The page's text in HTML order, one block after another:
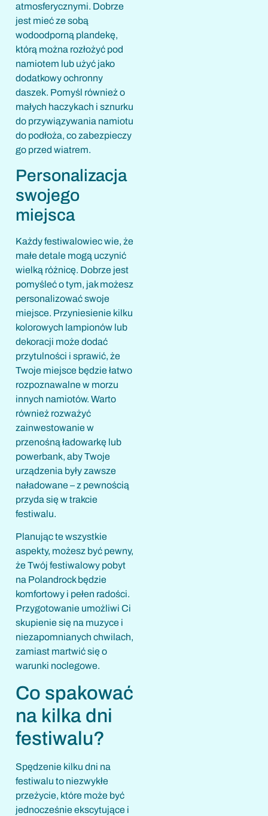
atmosferycznymi. Dobrze
jest mieć ze sobą
wodoodporną plandekę,
którą można rozłożyć pod
namiotem lub użyć jako
dodatkowy ochronny
daszek. Pomyśl również o
małych haczykach i sznurku
do przywiązywania namiotu
do podłoża, co zabezpieczy
go przed wiatrem.
Personalizacja
swojego
miejsca
Każdy festiwalowiec wie, że
małe detale mogą uczynić
wielką różnicę. Dobrze jest
pomyśleć o tym, jak możesz
personalizować swoje
miejsce. Przyniesienie kilku
kolorowych lampionów lub
dekoracji może dodać
przytulności i sprawić, że
Twoje miejsce będzie łatwo
rozpoznawalne w morzu
innych namiotów. Warto
również rozważyć
zainwestowanie w
przenośną ładowarkę lub
powerbank, aby Twoje
urządzenia były zawsze
naładowane – z pewnością
przyda się w trakcie
festiwalu.
Planując te wszystkie
aspekty, możesz być pewny,
że Twój festiwalowy pobyt
na Polandrock będzie
komfortowy i pełen radości.
Przygotowanie umożliwi Ci
skupienie się na muzyce i
niezapomnianych chwilach,
zamiast martwić się o
warunki noclegowe.
Co spakować
na kilka dni
festiwalu?
Spędzenie kilku dni na
festiwalu to niezwykłe
przeżycie, które może być
jednocześnie ekscytujące i